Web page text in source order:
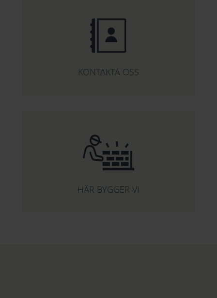
KONTAKTA OSS
HÄR BYGGER VI